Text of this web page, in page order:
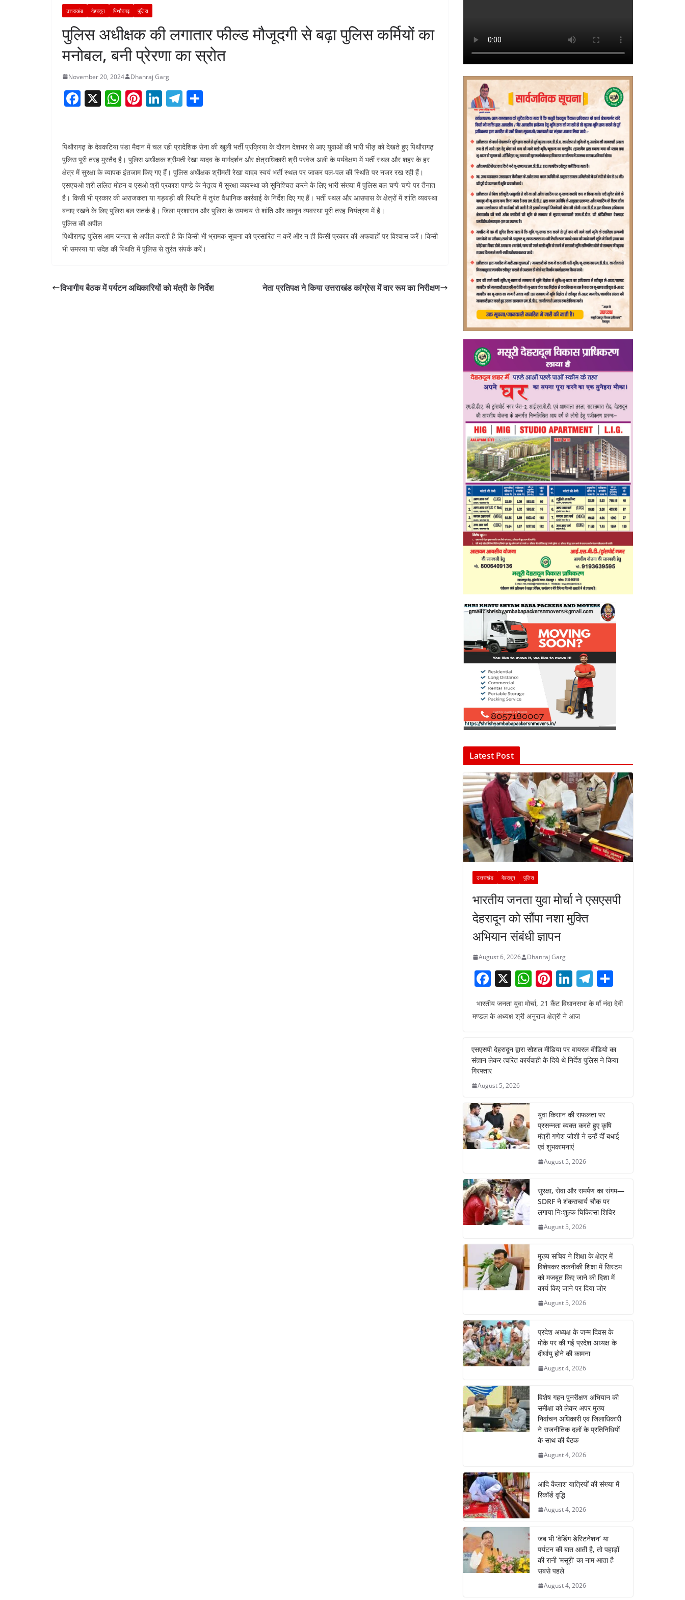
उत्तराखंड देहरादून पिथौरागढ़ पुलिस
पुलिस अधीक्षक की लगातार फील्ड मौजूदगी से बढ़ा पुलिस कर्मियों का
मनोबल, बनी प्रेरणा का स्रोत
November 20, 2024 Dhanraj Garg
F
e
b
o
o
k
X W
s
A
p
p
Pi
e
st
Li
e
dI
n
T
gr
a
m
e
पिथौरागढ़ के देवकटिया पंडा मैदान में चल रही प्रादेशिक सेना की खुली भर्ती प्रक्रिया के दौरान देशभर से आए युवाओं की भारी भीड़ को देखते हुए पिथौरागढ़
पुलिस पूरी तरह मुस्तैद है। पुलिस अधीक्षक श्रीमती रेखा यादव के मार्गदर्शन और क्षेत्राधिकारी श्री परवेज अली के पर्यवेक्षण में भर्ती स्थल और शहर के हर
क्षेत्र में सुरक्षा के व्यापक इंतजाम किए गए हैं। पुलिस अधीक्षक श्रीमती रेखा यादव स्वयं भर्ती स्थल पर जाकर पल-पल की स्थिति पर नजर रख रही हैं।
एसएचओ श्री ललित मोहन व एसओ श्री प्रकाश पाण्डे के नेतृत्व में सुरक्षा व्यवस्था को सुनिश्चित करने के लिए भारी संख्या में पुलिस बल चप्पे-चप्पे पर तैनात
है। किसी भी प्रकार की अराजकता या गड़बड़ी की स्थिति में तुरंत वैधानिक कार्रवाई के निर्देश दिए गए हैं। भर्ती स्थल और आसपास के क्षेत्रों में शांति व्यवस्था
बनाए रखने के लिए पुलिस बल सतर्क है। जिला प्रशासन और पुलिस के समन्वय से शांति और कानून व्यवस्था पूरी तरह नियंत्रण में है।
पुलिस की अपील
पिथौरागढ़ पुलिस आम जनता से अपील करती है कि किसी भी भ्रामक सूचना को प्रसारित न करें और न ही किसी प्रकार की अफवाहों पर विश्वास करें। किसी
भी समस्या या संदेह की स्थिति में पुलिस से तुरंत संपर्क करें।
विभागीय बैठक में पर्यटन अधिकारियों को मंत्री के निर्देश नेता प्रतिपक्ष ने किया उत्तराखंड कांग्रेस में वार रूम का निरीक्षण
Latest Post
उत्तराखंड देहरादून पुलिस
भारतीय जनता युवा मोर्चा ने एसएसपी
देहरादून को सौंपा नशा मुक्ति
अभियान संबंधी ज्ञापन
August 6, 2026 Dhanraj Garg
F
c
b
o
o
k
X W
h
at
s
A
p
Pi
nt
er
e
st
Li
k
dI
n
T
el
e
a
m
h
ar
भारतीय जनता युवा मोर्चा, 21 कैंट विधानसभा के माँ नंदा देवी
मण्डल के अध्यक्ष श्री अनुराज क्षेत्री ने आज
एसएसपी देहरादून द्वारा सोशल मीडिया पर वायरल वीडियो का
संज्ञान लेकर त्वरित कार्यवाही के दिये थे निर्देश पुलिस ने किया
गिरफ्तार
August 5, 2026
युवा किसान की सफलता पर
प्रसन्नता व्यक्त करते हुए कृषि
मंत्री गणेश जोशी ने उन्हें दीं बधाई
एवं शुभकामनाएं
August 5, 2026
सुरक्षा, सेवा और समर्पण का संगम—
SDRF ने शंकराचार्य चौक पर
लगाया निःशुल्क चिकित्सा शिविर
August 5, 2026
मुख्य सचिव ने शिक्षा के क्षेत्र में
विशेषकर तकनीकी शिक्षा में सिस्टम
को मजबूत किए जाने की दिशा में
कार्य किए जाने पर दिया जोर
August 5, 2026
प्रदेश अध्यक्ष के जन्म दिवस के
मोके पर की गई प्रदेश अध्यक्ष के
दीर्घायु होने की कामना
August 4, 2026
विशेष गहन पुनरीक्षण अभियान की
समीक्षा को लेकर अपर मुख्य
निर्वाचन अधिकारी एवं जिलाधिकारी
ने राजनीतिक दलों के प्रतिनिधियों
के साथ की बैठक
August 4, 2026
आदि कैलाश यात्रियों की संख्या में
रिकॉर्ड वृद्धि
August 4, 2026
जब भी ‘वेडिंग डेस्टिनेशन’ या
पर्यटन की बात आती है, तो पहाड़ों
की रानी ‘मसूरी’ का नाम आता है
सबसे पहले
August 4, 2026